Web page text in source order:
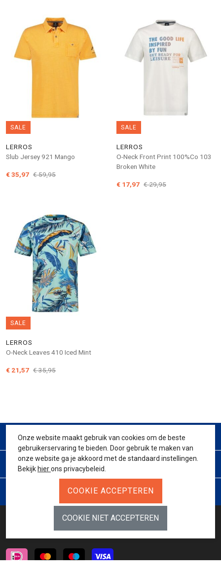
SALE
LERROS
Slub Jersey 921 Mango
€ 35,97 € 59,95
SALE
LERROS
O-Neck Front Print 100%Co 103
Broken White
€ 17,97 € 29,95
SALE
LERROS
O-Neck Leaves 410 Iced Mint
€ 21,57 € 35,95
CONTACT
KLANTENSERVICE
Onze website maakt gebruik van cookies om de beste
gebruikerservaring te bieden. Door gebruik te maken van
onze website ga je akkoord met de standaard instellingen.
Bekijk hierons privacybeleid.